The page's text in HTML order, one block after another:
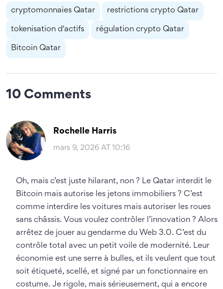
cryptomonnaies Qatar restrictions crypto Qatar
tokenisation d'actifs régulation crypto Qatar
Bitcoin Qatar
10 Comments
Rochelle Harris
mars 9, 2026 AT 10:16
Oh, mais c’est juste hilarant, non ? Le Qatar interdit le
Bitcoin mais autorise les jetons immobiliers ? C’est
comme interdire les voitures mais autoriser les roues
sans châssis. Vous voulez contrôler l’innovation ? Alors
arrêtez de jouer au gendarme du Web 3.0. C’est du
contrôle total avec un petit voile de modernité. Leur
économie est une serre à bulles, et ils veulent que tout
soit étiqueté, scellé, et signé par un fonctionnaire en
costume. Je rigole, mais sérieusement, qui a encore